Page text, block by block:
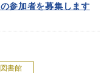
参加者を募集します
書館